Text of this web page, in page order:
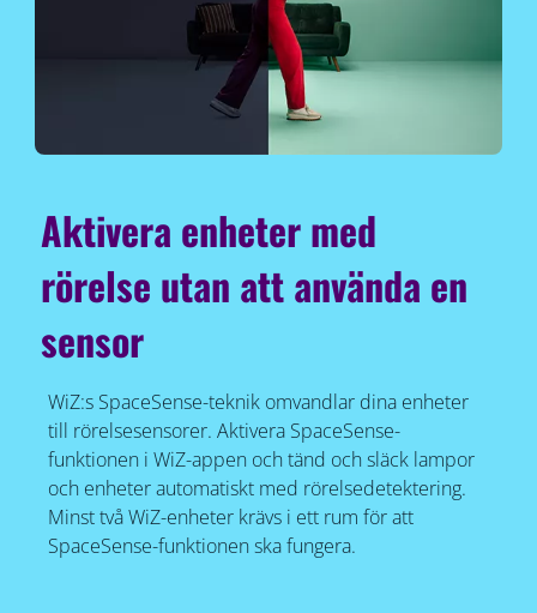
Aktivera enheter med
rörelse utan att använda en
sensor
WiZ:s SpaceSense-teknik omvandlar dina enheter
till rörelsesensorer. Aktivera SpaceSense-
funktionen i WiZ-appen och tänd och släck lampor
och enheter automatiskt med rörelsedetektering.
Minst två WiZ-enheter krävs i ett rum för att
SpaceSense-funktionen ska fungera.